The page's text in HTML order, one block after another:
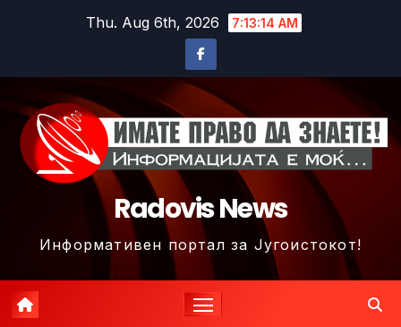
Thu. Aug 6th, 2026 7:13:16 AM
Radovis News
Информативен портал за Југоистокот!